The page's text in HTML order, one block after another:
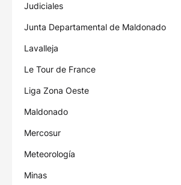
Judiciales
Junta Departamental de Maldonado
Lavalleja
Le Tour de France
Liga Zona Oeste
Maldonado
Mercosur
Meteorología
Minas